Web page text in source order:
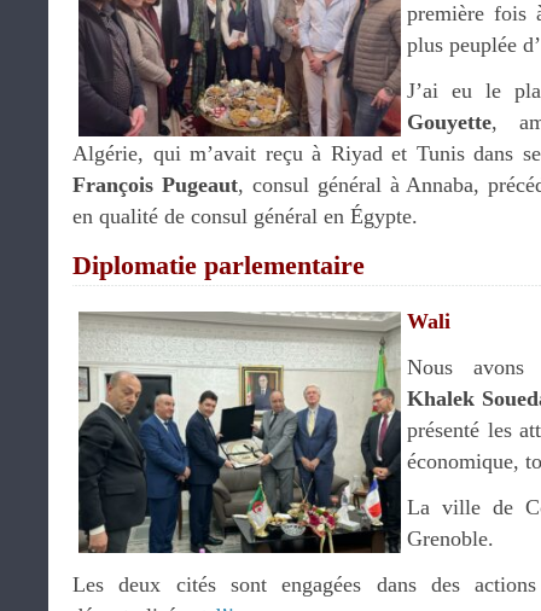
première fois
plus peuplée
J’ai eu le
Gouyette,
Algérie, qui m’avait reçu à Riyad et Tunis dans
François Pugeaut, consul général à Annaba,
en qualité de consul général en Égypte.
Diplomatie parlementaire
Wali
Nous
Khalek
présenté les
économique,
La ville de
Grenoble.
Les deux cités sont engagées dans des